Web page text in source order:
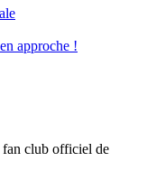
approche !
fan club officiel de